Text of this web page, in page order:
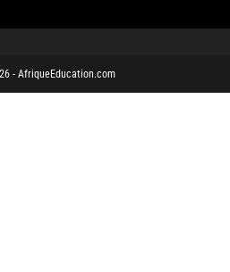
- AfriqueEducation.com